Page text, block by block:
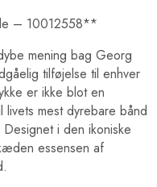
– 10012558**
mening bag Georg
tilføjelse til enhver
er ikke blot en
mest dyrebare bånd
i den ikoniske
essensen af